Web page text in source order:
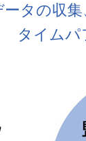
タの収集
タイム